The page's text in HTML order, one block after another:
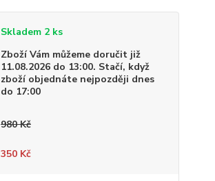
Skladem 2 ks
Zboží Vám můžeme doručit již
11.08.2026 do 13:00. Stačí, když
zboží objednáte nejpozději dnes
do 17:00
980 Kč
350 Kč